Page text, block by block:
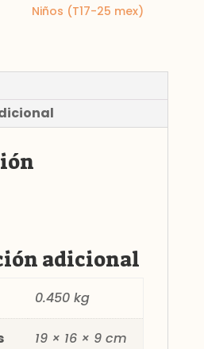
Niños (T17-25 mex)
adicional
0.450 kg
19 × 16 × 9 cm